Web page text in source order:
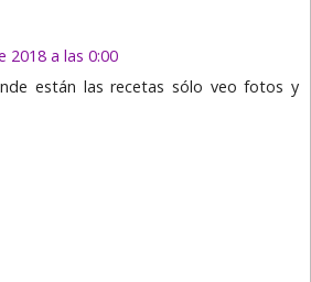
2018 a las 0:00
están las recetas sólo veo fotos y